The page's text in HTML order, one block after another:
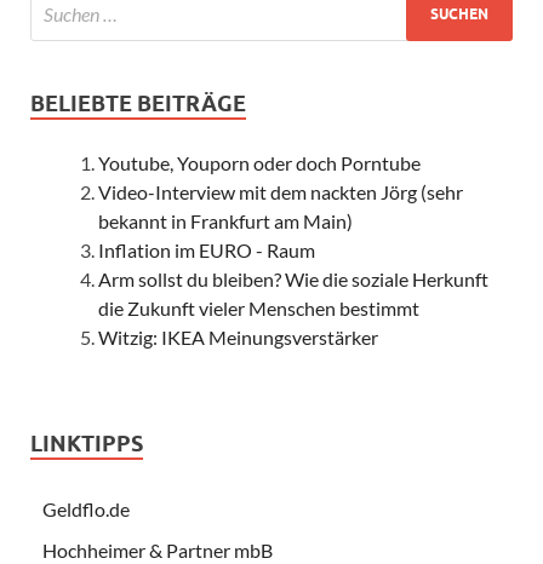
BELIEBTE BEITRÄGE
Youtube, Youporn oder doch Porntube
Video-Interview mit dem nackten Jörg (sehr
bekannt in Frankfurt am Main)
Inflation im EURO - Raum
Arm sollst du bleiben? Wie die soziale Herkunft
die Zukunft vieler Menschen bestimmt
Witzig: IKEA Meinungsverstärker
LINKTIPPS
Geldflo.de
Hochheimer & Partner mbB